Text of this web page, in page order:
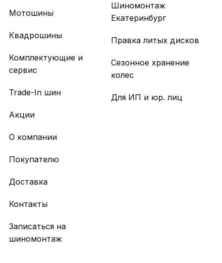
Мотошины
Квадрошины
Комплектующие и
сервис
Trade-In шин
Акции
Шиномонтаж
Екатеринбург
Правка литых дисков
Сезонное хранение
колес
Для ИП и юр. лиц
О компании
Покупателю
Доставка
Контакты
Записаться на
шиномонтаж